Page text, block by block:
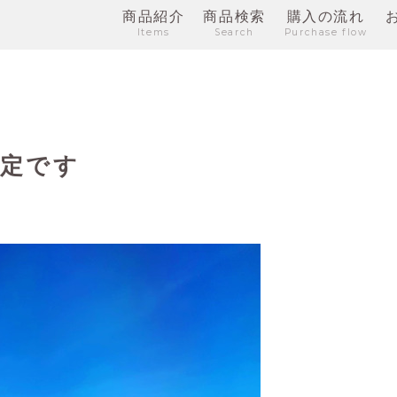
商品紹介
Items
商品検索
Search
購入の流れ
Purchase flow
です